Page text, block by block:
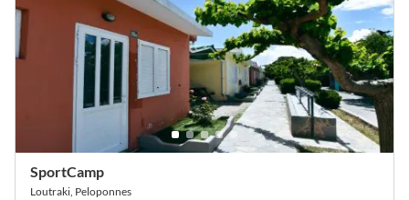
SportCamp
Loutraki, Peloponnes